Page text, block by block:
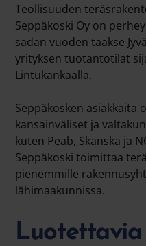
Teollisuuden
Seppäkoski Oy on
sadan vuoden taakse
yrityksen tuotantotilat
Lintukankaalla.
Seppäkosken asiakkaita
kansainväliset ja
kuten Peab, Skanska ja
Seppäkoski toimittaa
pienemmille
lähimaakunnissa.